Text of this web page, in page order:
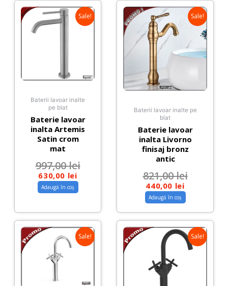
Sale!
Baterii lavoar inalte
pe blat
Baterie lavoar
inalta Artemis
Satin crom
mat
997,00lei
630,00 lei
Adaugă în coș
Sale!
Baterii lavoar inalte pe
blat
Baterie lavoar
inalta Livorno
finisaj bronz
antic
821,00lei
440,00 lei
Adaugă în coș
Sale! Sale!